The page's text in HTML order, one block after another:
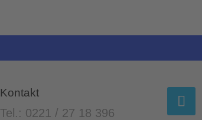
Kontakt
Tel.: 0221 / 27 18 396